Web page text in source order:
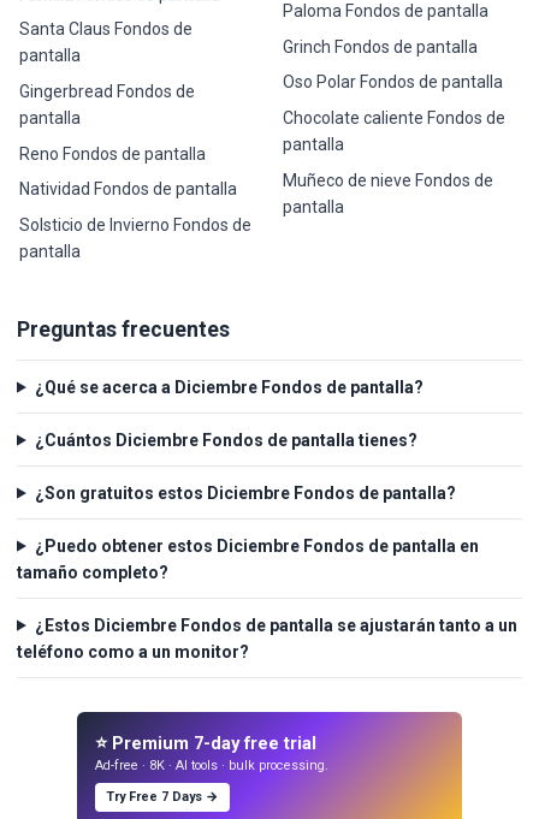
Santa Claus Fondos de
pantalla
Gingerbread Fondos de
pantalla
Reno Fondos de pantalla
Natividad Fondos de pantalla
Solsticio de Invierno Fondos de
pantalla
Paloma Fondos de pantalla
Grinch Fondos de pantalla
Oso Polar Fondos de pantalla
Chocolate caliente Fondos de
pantalla
Muñeco de nieve Fondos de
pantalla
Preguntas frecuentes
¿Qué se acerca a Diciembre Fondos de pantalla?
¿Cuántos Diciembre Fondos de pantalla tienes?
¿Son gratuitos estos Diciembre Fondos de pantalla?
¿Puedo obtener estos Diciembre Fondos de pantalla en
tamaño completo?
¿Estos Diciembre Fondos de pantalla se ajustarán tanto a un
teléfono como a un monitor?
⭐ Premium 7-day free trial
Ad-free · 8K · AI tools · bulk processing.
Try Free 7 Days →